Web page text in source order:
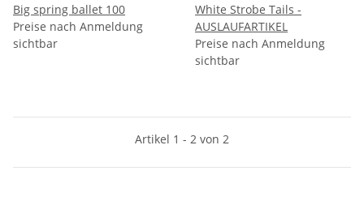
Big spring ballet 100
Preise nach Anmeldung
sichtbar
White Strobe Tails -
AUSLAUFARTIKEL
Preise nach Anmeldung
sichtbar
Artikel 1 - 2 von 2